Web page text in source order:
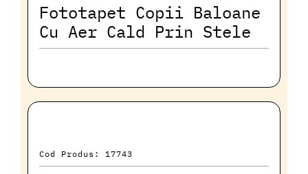
Fototapet Copii Baloane
Cu Aer Cald Prin Stele
Cod Produs: 17743